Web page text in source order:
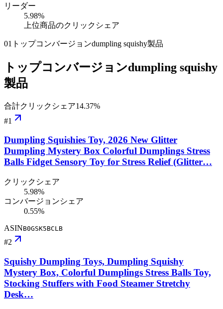
リーダー
5.98%
上位商品のクリックシェア
01 トップコンバージョンdumpling squishy製品
トップコンバージョンdumpling squishy
製品
合計クリックシェア14.37%
#1
Dumpling Squishies Toy, 2026 New Glitter
Dumpling Mystery Box Colorful Dumplings Stress
Balls Fidget Sensory Toy for Stress Relief (Glitter…
クリックシェア
5.98%
コンバージョンシェア
0.55%
ASINB0GSK5BCLB
#2
Squishy Dumpling Toys, Dumpling Squishy
Mystery Box, Colorful Dumplings Stress Balls Toy,
Stocking Stuffers with Food Steamer Stretchy
Desk…